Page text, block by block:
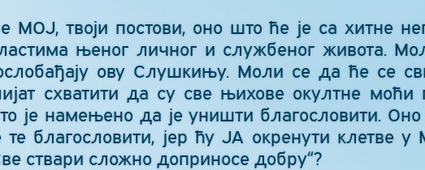
МОЈ, твоји постови, оно што ће је са хитне
њеног личног и службеног живота.
ову Слушкињу. Моли се да ће се
схватити да су све њихове окултне моћи
је намењено да је уништи благословити.
благословити, јер ћу ЈА окренути клетве у
ствари сложно доприносе добру“?